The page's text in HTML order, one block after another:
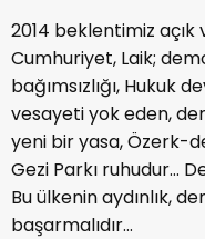
2014 beklentimiz
Cumhuriyet, Laik;
bağımsızlığı, Hukuk
vesayeti yok eden,
yeni bir yasa, Özerk-
Gezi Parkı ruhudur…
Bu ülkenin aydınlık,
başarmalıdır...